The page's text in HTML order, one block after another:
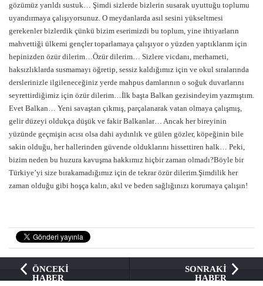
gözümüz yarıldı sustuk… Şimdi sizlerde bizlerin susarak uyuttuğu toplumu
uyandırmaya çalışıyorsunuz. O meydanlarda asıl sesini yükseltmesi
gerekenler bizlerdik çünkü bizim eserimizdi bu toplum, yine ihtiyarların
mahvettiği ülkemi gençler toparlamaya çalışıyor o yüzden yaptıklarım için
hepinizden özür dilerim…Özür dilerim… Sizlere vicdanı, merhameti,
haksızlıklarda susmamayı öğretip, sessiz kaldığımız için ve okul sıralarında
derslerinizle ilgileneceğiniz yerde mahpus damlarının o soğuk duvarlarını
seyrettirdiğimiz için özür dilerim…İlk başta Balkan gezisindeyim yazmıştım.
Evet Balkan… Yeni savaştan çıkmış, parçalanarak vatan olmaya çalışmış,
gelir düzeyi oldukça düşük ve fakir Balkanlar… Ancak her bireyinin
yüzünde geçmişin acısı olsa dahi aydınlık ve gülen gözler, köpeğinin bile
sakin olduğu, her hallerinden güvende olduklarını hissettiren halk… Peki,
bizim neden bu huzura kavuşma hakkımız hiçbir zaman olmadı?Böyle bir
Türkiye’yi size bırakamadığımız için de tekrar özür dilerim.Şimdilik her
zaman olduğu gibi hoşça kalın, akıl ve beden sağlığınızı korumaya çalışın!
ÖNCEKİ
HABER
SONRAKİ
HABER